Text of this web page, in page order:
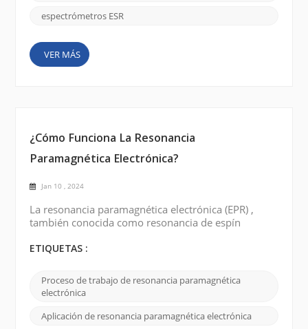
espectrómetros ESR
VER MÁS
¿Cómo Funciona La Resonancia
Paramagnética Electrónica?
Jan 10 , 2024
La resonancia paramagnética electrónica (EPR) ,
también conocida como resonancia de espín
estudiar las propiedades magnéticas de materiales
continuación se ofrece una breve explicación de
cómo funciona la resonancia paramagnética de
materiales, como los iones ...
ETIQUETAS :
Proceso de trabajo de resonancia paramagnética
electrónica
Aplicación de resonancia paramagnética electrónica